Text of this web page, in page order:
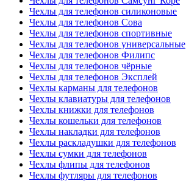
Чехлы для телефонов силиконовые
Чехлы для телефонов Сова
Чехлы для телефонов спортивные
Чехлы для телефонов универсальные
Чехлы для телефонов Филипс
Чехлы для телефонов чёрные
Чехлы для телефонов Эксплей
Чехлы карманы для телефонов
Чехлы клавиатуры для телефонов
Чехлы книжки для телефонов
Чехлы кошельки для телефонов
Чехлы накладки для телефонов
Чехлы раскладушки для телефонов
Чехлы сумки для телефонов
Чехлы флипы для телефонов
Чехлы футляры для телефонов